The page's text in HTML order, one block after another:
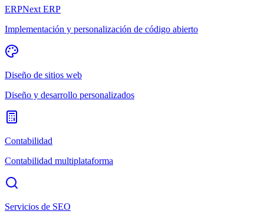
ERPNext ERP
Implementación y personalización de código abierto
Diseño de sitios web
Diseño y desarrollo personalizados
Contabilidad
Contabilidad multiplataforma
Servicios de SEO